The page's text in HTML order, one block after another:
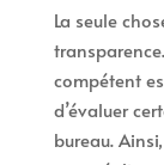
La seule
compétent
d’évaluer
bureau.